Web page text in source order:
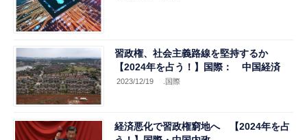
習政権、社会主義路線を堅持するか
【2024年を占う！】国際： 中国経済
2023/12/19 .国際
経済悪化で習政権窮地へ 【2024年を占